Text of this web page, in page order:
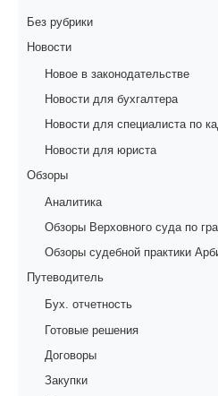
Без рубрики
Новости
Новое в законодательстве
Новости для бухгалтера
Новости для специалиста по
Новости для юриста
Обзоры
Аналитика
Обзоры Верховного суда по
Обзоры судебной практики
Путеводитель
Бух. отчетность
Готовые решения
Договоры
Закупки